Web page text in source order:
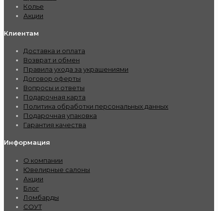
Колье
Акции
Клиентам
Доставка и оплата
Возврат и обмен
Правила ухода за украшениями
Договор оферты
Вопросы и ответы
Подарочная карта
Политика обработки персональных данных
Подарочная упаковка
Гарантия качества
Информация
О компании
Ювелирные салоны
Акции
Блог
Ломбарды
СОУТ